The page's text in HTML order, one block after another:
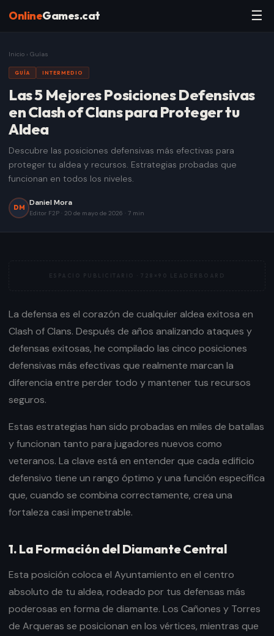
OnlineGames.cat ☰
Inicio › Guías
GUÍA INTERMEDIO
Las 5 Mejores Posiciones Defensivas
en Clash of Clans para Proteger tu
Aldea
Descubre las posiciones defensivas más efectivas para
proteger tu aldea y recursos. Estrategias probadas que
funcionan en todos los niveles.
DM Daniel Mora
Editor F2P 20 de mayo de 2026 7 min
ESPACIO PUBLICITARIO ·728×90 LEADERBOARD
La defensa es el corazón de cualquier aldea exitosa en
Clash of Clans. Después de años analizando ataques y
defensas exitosas, he compilado las cinco posiciones
defensivas más efectivas que realmente marcan la
diferencia entre perder todo y mantener tus recursos
seguros.
Estas estrategias han sido probadas en miles de batallas
y funcionan tanto para jugadores nuevos como
veteranos. La clave está en entender que cada edificio
defensivo tiene un rango óptimo y una función específica
que, cuando se combina correctamente, crea una
fortaleza casi impenetrable.
1. La Formación del Diamante Central
Esta posición coloca el Ayuntamiento en el centro
absoluto de tu aldea, rodeado por tus defensas más
poderosas en forma de diamante. Los Cañones y Torres
de Arqueras se posicionan en los vértices, mientras que